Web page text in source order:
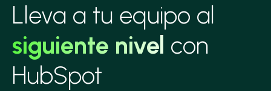
Lleva a tu equipo al
siguiente nivel con
HubSpot